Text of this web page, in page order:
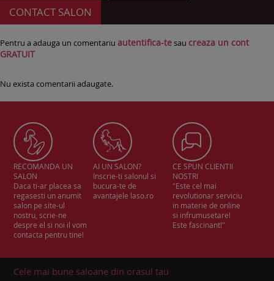
CONTACT SALON
Pentru a adauga un comentariu autentifica-tesau creaza un cont
GRATUIT
Nu exista comentarii adaugate.
RECOMANDA UN
SALON
Daca ti-ar placea sa
regasesti un anumit
salon pe site-ul
nostru, scrie-ne
despre el si noi il vom
contacta pentru tine!
AI UN SALON?
Inscrie-ti salonul si
bucura-te de
avantajele laso.ro
CE SPUN CLIENTII
NOSTRI
"Este cel mai
revolutionar serviciu
in materie de online
si infrumusetare!
Este fascinant!"
Cele mai bune saloane din orasul tau